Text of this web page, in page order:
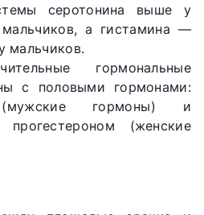
серотонина выше у
а гистамина —
мальчиков.
гормональные
с половыми гормонами:
(мужские гормоны) и
(женские